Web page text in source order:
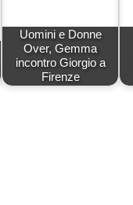
Uomini e Donne
Over, Gemma
incontro Giorgio a
Firenze